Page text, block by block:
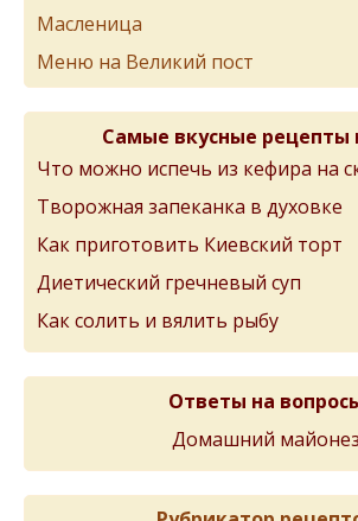
Масленица
Меню на Великий пост
Самые вкусные рецепты
Что можно испечь из кефира на
Творожная запеканка в духовке
Как приготовить Киевский торт
Диетический гречневый суп
Как солить и вялить рыбу
Ответы на
Домашний майонез